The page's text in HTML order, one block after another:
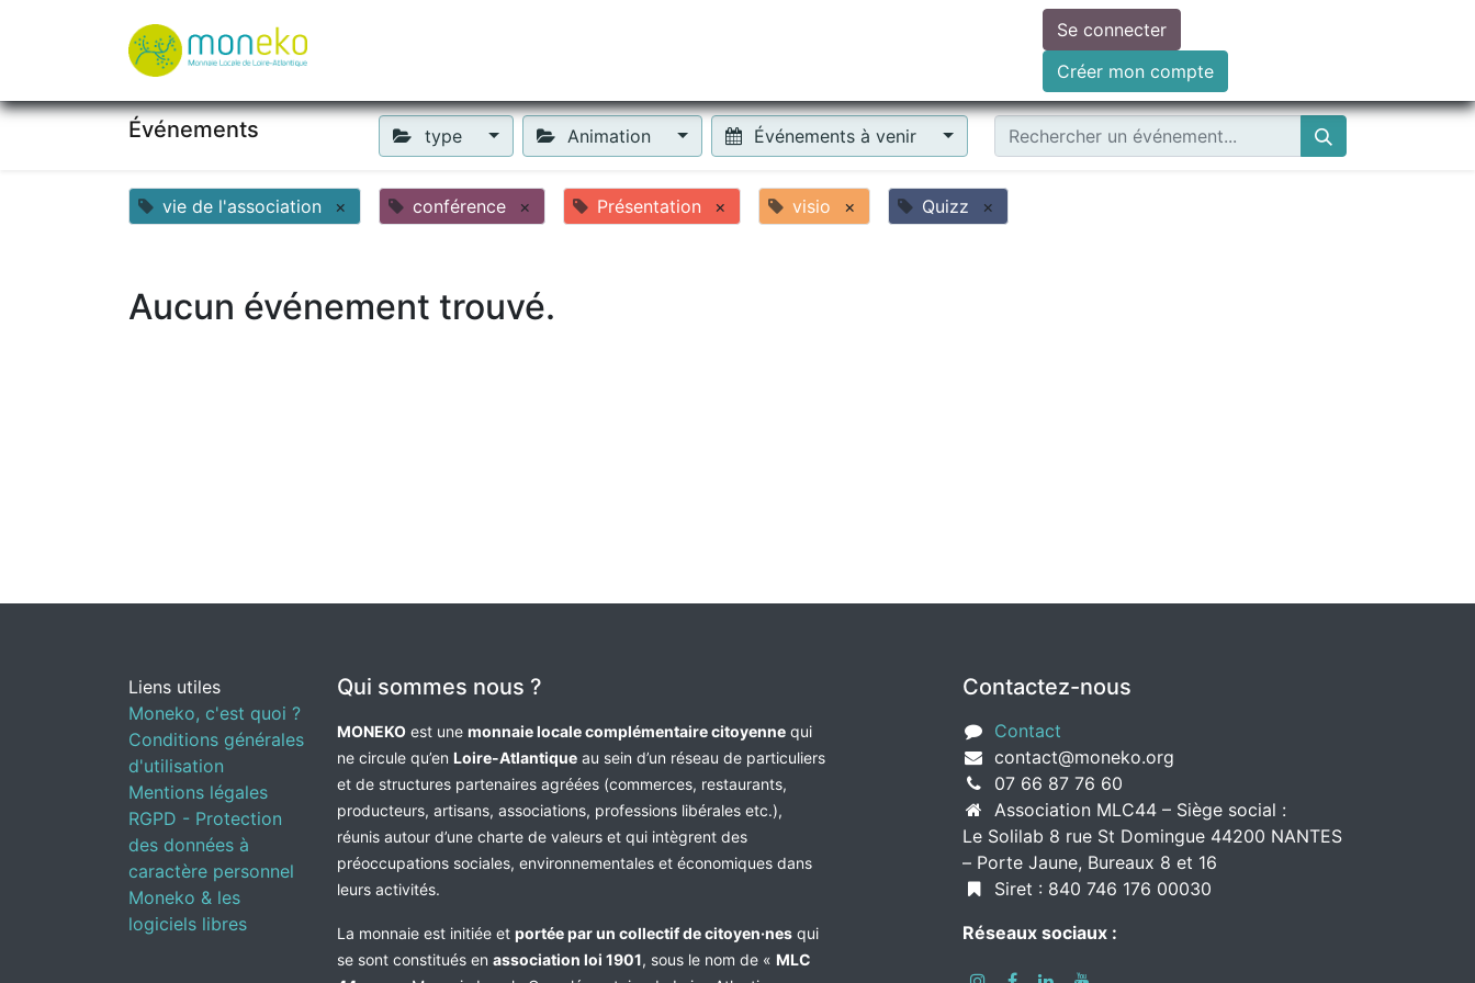
Faire un don
Se connecter
Créer mon compte
Événements type Animation Événements à venir
vie de l'association × conférence × Présentation × visio × Quizz ×
Aucun événement trouvé.
Liens utiles
Moneko, c'est quoi ?
Conditions générales
d'utilisation
Mentions légales
RGPD - Protection
des données à
caractère personnel
Moneko & les
logiciels libres
Qui sommes nous ?
MONEKO est une monnaie locale complémentaire citoyenne qui
ne circule qu’en Loire-Atlantique au sein d’un réseau de particuliers
et de structures partenaires agréées (commerces, restaurants,
producteurs, artisans, associations, professions libérales etc.),
réunis autour d’une charte de valeurs et qui intègrent des
préoccupations sociales, environnementales et économiques dans
leurs activités.
La monnaie est initiée et portée par un collectif de citoyen·nes qui
se sont constitués en association loi 1901, sous le nom de « MLC
Contactez-nous
Contact
contact@moneko.org
07 66 87 76 60
Association MLC44 – Siège social :
Le Solilab 8 rue St Domingue 44200 NANTES
– Porte Jaune, Bureaux 8 et 16
Siret : 840 746 176 00030
Réseaux sociaux :